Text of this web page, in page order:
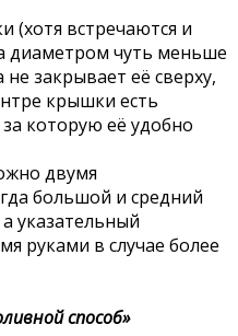
(хотя встречаются и
диаметром чуть меньше
не закрывает её сверху,
крышки есть
которую её удобно
двумя
большой и средний
указательный
руками в случае более
способ»